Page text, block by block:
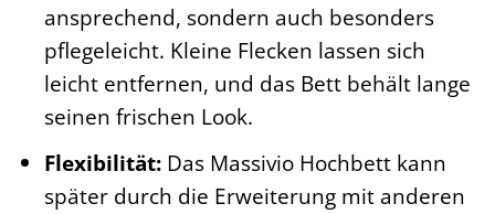
ansprechend, sondern auch besonders
pflegeleicht. Kleine Flecken lassen sich
leicht entfernen, und das Bett behält lange
seinen frischen Look.
Flexibilität: Das Massivio Hochbett kann
später durch die Erweiterung mit anderen